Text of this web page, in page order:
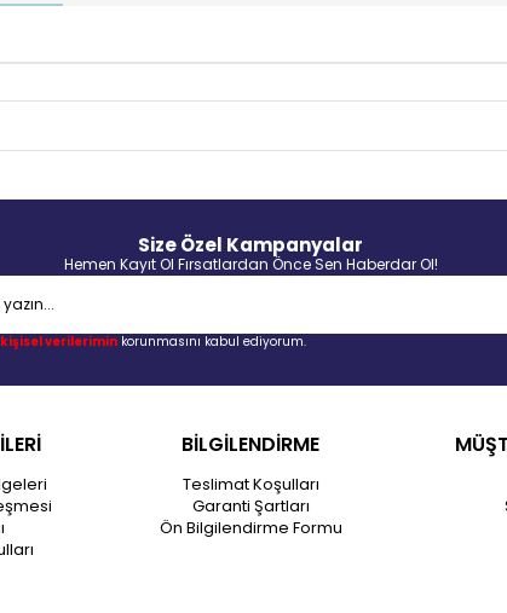
Size Özel Kampanyalar
Hemen Kayıt Ol Fırsatlardan Önce Sen Haberdar Ol!
kişisel verileriminkorunmasını kabul ediyorum.
BİLGİLENDİRME
Teslimat Koşulları
Garanti Şartları
Ön Bilgilendirme Formu